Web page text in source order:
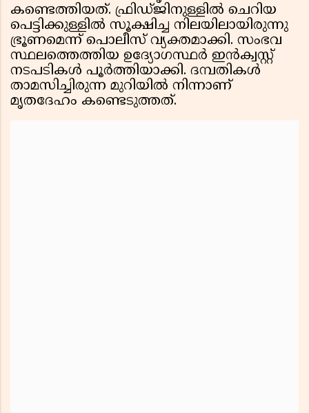
കണ്ടെത്തിയത്. ഫ്രിഡ്ജിനുള്ളിൽ ചെറിയ
പെട്ടിക്കുള്ളിൽ സൂക്ഷിച്ച നിലയിലായിരുന്നു
ഭ്രൂണമെന്ന് പൊലീസ് വ്യക്തമാക്കി. സംഭവ
സ്ഥലത്തെത്തിയ ഉദ്യോഗസ്ഥർ ഇൻക്വസ്റ്റ്
നടപടികൾ പൂർത്തിയാക്കി. ദമ്പതികൾ
താമസിച്ചിരുന്ന മുറിയിൽ നിന്നാണ്
മൃതദേഹം കണ്ടെടുത്തത്.